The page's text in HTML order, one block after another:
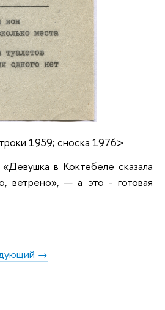
1959; сноска 1976>
в Коктебеле сказала
ветрено», — а это - готовая
→